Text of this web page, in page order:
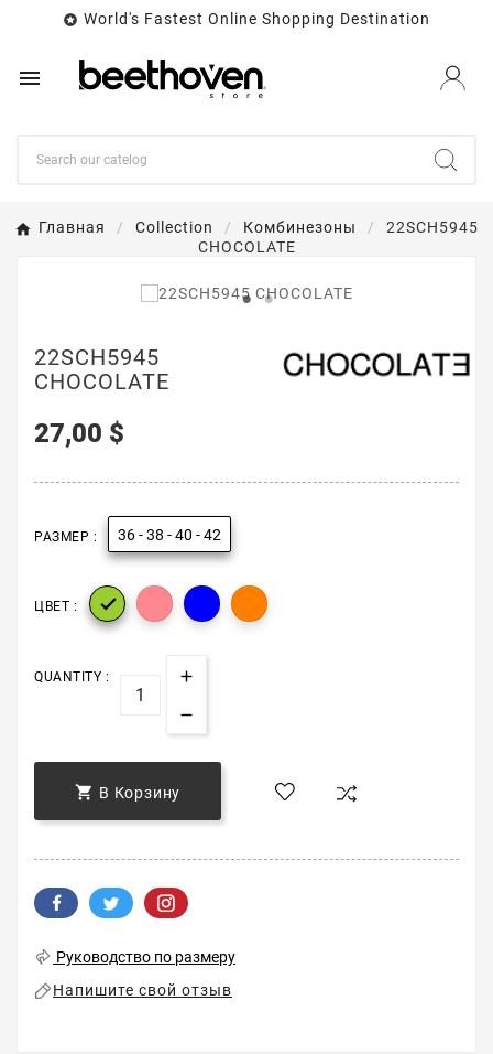
 World's Fastest Online Shopping Destination

Главная Collection Комбинезоны
22SCH5945
CHOCOLATE
22SCH5945
CHOCOLATE
27,00 $
РАЗМЕР : 36 - 38 - 40 - 42
ЦВЕТ : 
QUANTITY :
 В Корзину
Руководство по размеру
Напишите свой отзыв